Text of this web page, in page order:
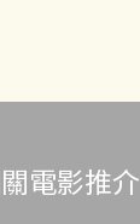
電影推介